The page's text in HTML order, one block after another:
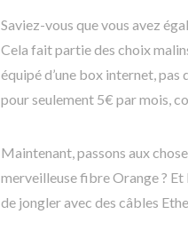
Saviez-vous que vous avez
Cela fait partie des choix
équipé d’une box internet,
pour seulement 5€ par mois,
Maintenant, passons aux
merveilleuse fibre Orange ? Et
de jongler avec des câbles